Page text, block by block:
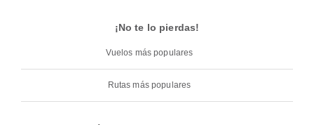
¡No te lo pierdas!
Vuelos más populares
Rutas más populares